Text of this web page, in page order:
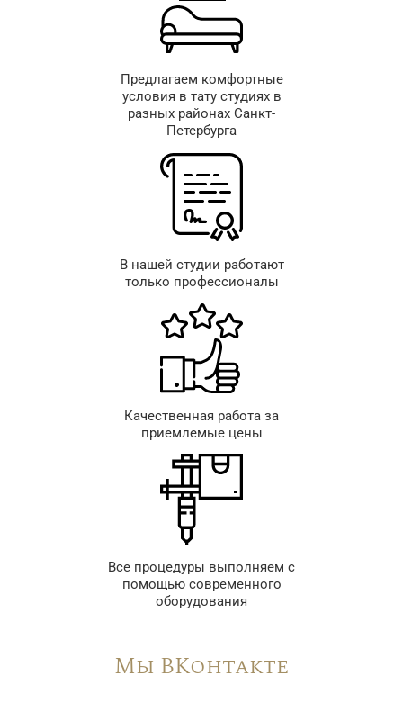
Предлагаем комфортные
условия в тату студиях в
разных районах Санкт-
Петербурга
В нашей студии работают
только профессионалы
Качественная работа за
приемлемые цены
Все процедуры выполняем с
помощью современного
оборудования
Мы ВКонтакте